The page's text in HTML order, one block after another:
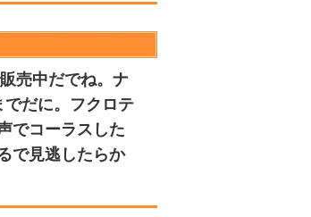
売中だでね。ナ
でだに。フクロテ
でコーラスした
で見逃したらか